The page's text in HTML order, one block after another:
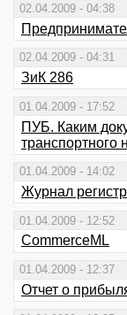
02.04.2009 - 04:38
02.04.2009 - 04:31
ЗиК 286
01.04.2009 - 17:52
ПУБ. Каким
транспортного
01.04.2009 - 14:02
Журнал
01.04.2009 - 12:52
CommerceML
01.04.2009 - 12:37
Отчет о